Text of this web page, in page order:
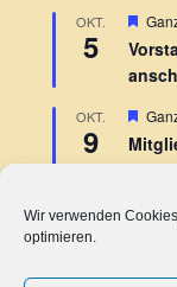
Wir verwenden
optimieren.
n
e
h
o
b
n
o
r
e
o
b
e
OKT.
5
H
r
v
r
g
e
b
OKT.
9
H
e
r
r
Kalender